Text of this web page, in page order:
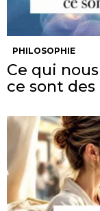
PHILOSOPHIE
Ce qui
ce sont